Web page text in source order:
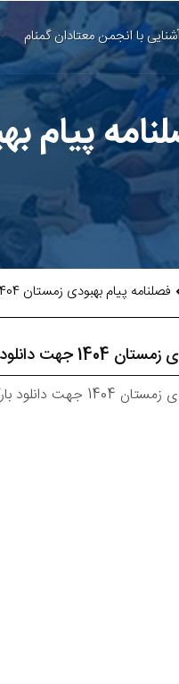
با انجمن معتادان گمنام
پیام بهبودی
فصلنامه پیام بهبودی زمستان 1404 جهت دانلود بارگذاری شد
بارگذاری شد